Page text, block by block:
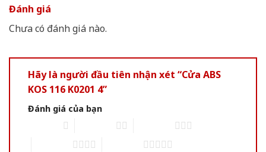
Đánh giá
Chưa có đánh giá nào.
Hãy là người đầu tiên nhận xét “Cửa ABS
KOS 116 K0201 4”
Đánh giá của bạn